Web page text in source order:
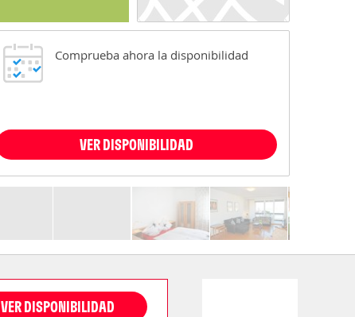
Comprueba ahora la disponibilidad
VER DISPONIBILIDAD
VER DISPONIBILIDAD